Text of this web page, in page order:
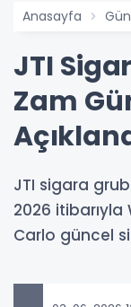
Anasayfa
JTI
Zam
JTI sigara
2026 itibarıyla
Carlo güncel